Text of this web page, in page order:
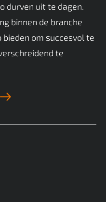
durven uit te dagen.
binnen de branche
om succesvol te
te